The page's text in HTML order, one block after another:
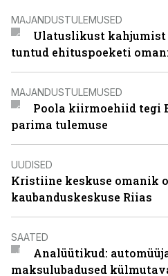
MAJANDUSTULEMUSED
Ulatuslikust
tuntud ehituspoeketi
MAJANDUSTULEMUSED
Poola kiirmoehiid tegi
parima tulemuse
UUDISED
Kristiine keskuse omanik
kaubanduskeskuse Riias
SAATED
Analüütikud:
maksulubadused